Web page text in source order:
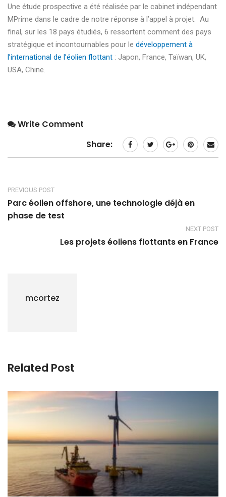
Une étude prospective a été réalisée par le cabinet indépendant
MPrime dans le cadre de notre réponse à l’appel à projet. Au
final, sur les 18 pays étudiés, 6 ressortent comment des pays
stratégique et incontournables pour le développement à
l’international de l’éolien flottant : Japon, France, Taïwan, UK,
USA, Chine.
Write Comment
Share:
PREVIOUS POST
Parc éolien offshore, une technologie déjà en
phase de test
NEXT POST
Les projets éoliens flottants en France
mcortez
Related Post